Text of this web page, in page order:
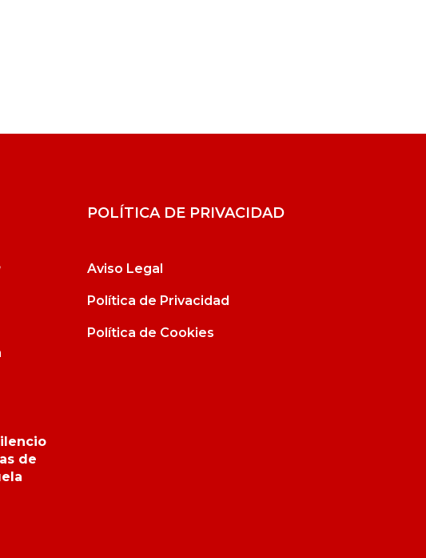
de
POLÍTICA DE PRIVACIDAD
Aviso Legal
Política de Privacidad
Política de Cookies